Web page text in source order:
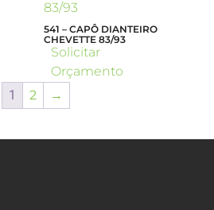
541 – CAPÔ DIANTEIRO
CHEVETTE 83/93
Solicitar
Orçamento
1
2 →